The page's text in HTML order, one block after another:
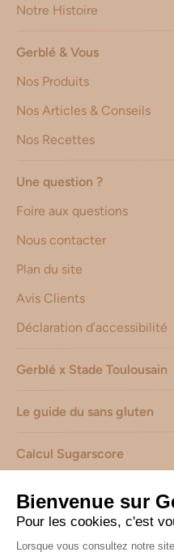
Notre Histoire
Gerblé & Vous
Nos Produits
Nos Articles & Conseils
Nos Recettes
Une question ?
Foire aux questions
Nous contacter
Plan du site
Avis Clients
Déclaration d’accessibilité
Gerblé x Stade Toulousain
Le guide du sans gluten
Calcul Sugarscore
Suivez-nous sur